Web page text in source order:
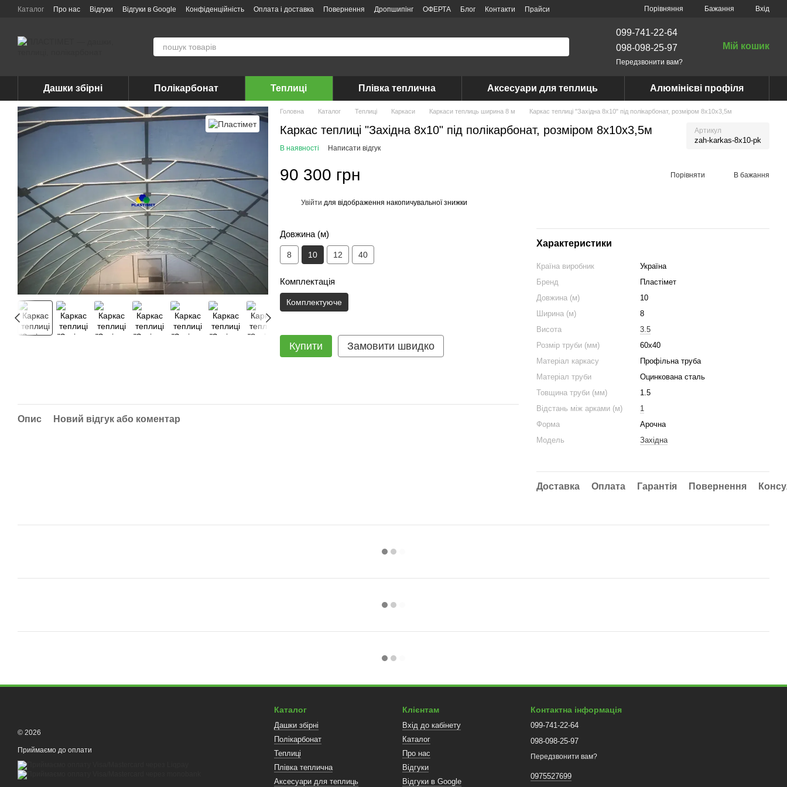
Перейти до основного контенту
Каталог Про нас Відгуки Відгуки в Google Конфіденційність Оплата і доставка Повернення Дропшипінг ОФЕРТА Блог Контакти Прайси Порівняння Бажання Вхід
099-741-22-64
098-098-25-97
Передзвонити вам?
Мій кошик
Дашки збірні Полікарбонат Теплиці Плівка теплична Аксесуари для теплиць Алюмінієві профіля
Головна Каталог Теплиці Каркаси Каркаси теплиць ширина 8 м Каркас теплиці "Західна 8х10" під полікарбонат, розміром 8х10х3,5м
Каркас теплиці "Західна 8х10" під полікарбонат, розміром 8х10х3,5м Артикул
zah-karkas-8x10-pk
В наявності Написати відгук
90 300 грн Порівняти В бажання
Увійти для відображення накопичувальної знижки
Довжина (м)
8 10 12 40
Комплектація
Комплектуюче
Купити Замовити швидко
Характеристики
Країна виробник
Україна
Бренд
Пластімет
Довжина (м)
10
Ширина (м)
8
Висота
3.5
Розмір труби (мм)
60x40
Матеріал каркасу
Профільна труба
Матеріал труби
Оцинкована сталь
Товщина труби (мм)
1.5
Відстань між арками (м)
1
Форма
Арочна
Модель
Західна
Доставка Оплата Гарантія Повернення
Опис Новий відгук або коментар
© 2026
Приймаємо до оплати
Каталог
Дашки збірні
Полікарбонат
Теплиці
Плівка теплична
Аксесуари для теплиць
Клієнтам
Вхід до кабінету
Каталог
Про нас
Відгуки
Відгуки в Google
Контактна інформація
099-741-22-64
098-098-25-97
Передзвонити вам?
0975527699